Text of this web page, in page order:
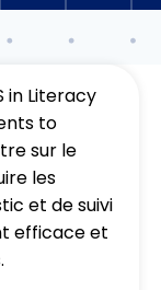
in Literacy
to
sur le
les
et de suivi
efficace et